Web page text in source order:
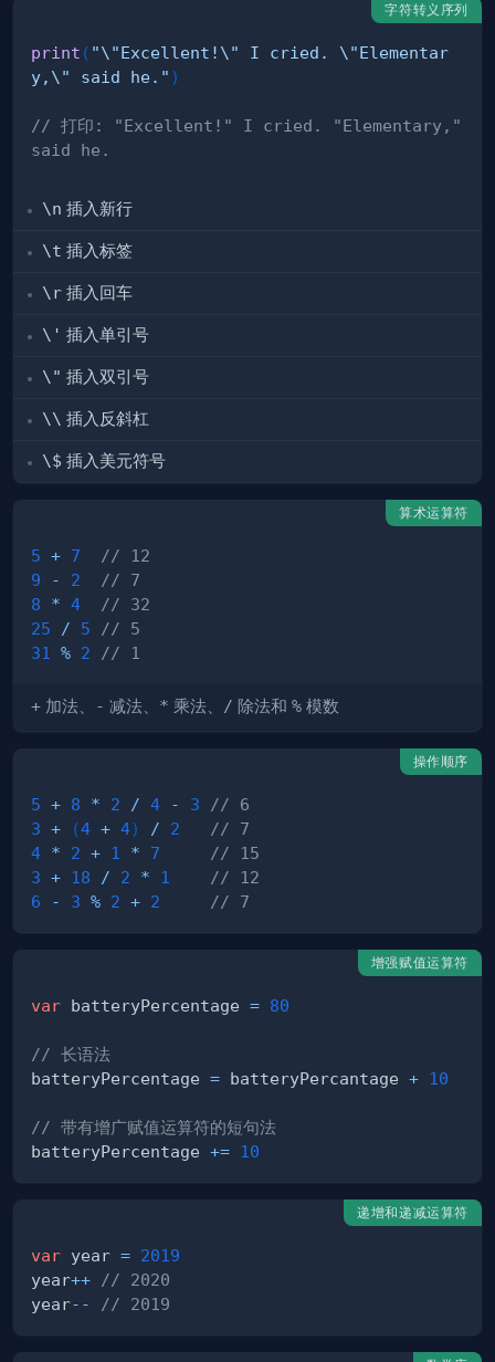
字符转义序列
print ( "\"Excellent!\" I cried. \"Elementar
y,\" said he." )
// 打印: "Excellent!" I cried. "Elementary,"
said he.
\n 插入新行
\t 插入标签
\r 插入回车
\' 插入单引号
\" 插入双引号
\\ 插入反斜杠
\$ 插入美元符号
算术运算符
5 + 7
// 12
9
- 2
// 7
8
* 4
// 32
25
/ 5
// 5
31
% 2 // 1
+ 加法、 - 减法、 * 乘法、 / 除法和 % 模数
操作顺序
5 + 8 * 2 / 4 - 3
// 6
3 + (4 + 4) / 2
// 7
4 * 2 + 1 * 7
// 15
3 + 18 / 2 * 1
// 12
6
- 3 % 2 + 2 // 7
增强赋值运算符
var batteryPercentage = 80
// 长语法
batteryPercentage = batteryPercantage + 10
// 带有增广赋值运算符的短句法
batteryPercentage += 10
递增和递减运算符
var year = 2019
year++
// 2020
year-- // 2019